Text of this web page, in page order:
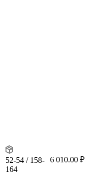
52-54 / 158-
164
6 010.00 ₽